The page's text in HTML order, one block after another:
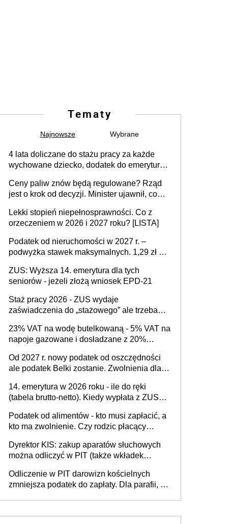
Tematy
Najnowsze Wybrane
4 lata doliczane do stażu pracy za każde
wychowane dziecko, dodatek do emerytury
dla rodziców trójki dzieci. Znamy stanowisko
sejmowej komisji
Ceny paliw znów będą regulowane? Rząd
jest o krok od decyzji. Minister ujawnił, co
Lekki stopień niepełnosprawności. Co z
orzeczeniem w 2026 i 2027 roku? [LISTA]
Podatek od nieruchomości w 2027 r. –
podwyżka stawek maksymalnych. 1,29 zł za
budynków i lokali związanych z
prowadzeniem działalności gospodarczej
ZUS: Wyższa 14. emerytura dla tych
seniorów - jeżeli złożą wniosek EPD-21
Staż pracy 2026 - ZUS wydaje
zaświadczenia do „stażowego” ale trzeba
sprzed 1999 roku). Jak odebrać
zaświadczenie z ZUS?
23% VAT na wodę butelkowaną - 5% VAT na
napoje gazowane i dosładzane z 20%
podatkowy dyskryminuje wodę a nie
niezdrowe napoje?
Od 2027 r. nowy podatek od oszczędności
ale podatek Belki zostanie. Zwolnienia dla
tys. zł - w zależności od rodzaju aktywów
(lokaty, obligacje, czy akcje, fundusze
inwestycyjne)
14. emerytura w 2026 roku - ile do ręki
(tabela brutto-netto). Kiedy wypłata z ZUS?
rencie rodzinnej?
Podatek od alimentów - kto musi zapłacić, a
kto ma zwolnienie. Czy rodzic płacący
Dyrektor KIS: zakup aparatów słuchowych
można odliczyć w PIT (także wkładek
orzeczona niepełnosprawność
Odliczenie w PIT darowizn kościelnych
zmniejsza podatek do zapłaty. Dla parafii, na